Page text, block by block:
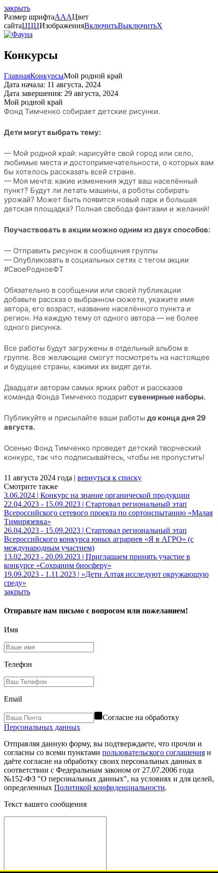
закрыть
Размер шрифтаAAAЦвет
сайтаЦЦЦИзображенияВключитьВыключитьX
Конкурсы
ГлавнаяКонкурсыМой родной край
Дата начала: 11 августа, 2024
Дата завершения: 29 августа, 2024
Мой родной край
Фонд Тимченко собирает детские рисунки.
Дети могут выбрать тему:
— Мой родной край: нарисуйте свой город или село,
любимые места и достопримечательности, о которых вам
бы хотелось рассказать всей стране.
— Моя мечта: какие изменения ждут ваш населённый
пункт? Будут ли летать машины, а роботы собирать
урожай? Может быть появится новый парк и большая
детская площадка? Полная свобода фантазии и желаний!
Поучаствовать в акции можно одним из двух способов:
— Отправить рисунок в сообщения группы
— Опубликовать в социальных сетях с тегом акции
#СвоеРодноеФТ
Обязательно в сообщении или своей публикации
добавьте рассказ о выбранном сюжете, укажите имя
автора, его возраст, название населённого пункта и
регион. На каждую тему от одного автора — не более
одного рисунка.
Все работы будут загружены в отдельный альбом в
группе. Все желающие смогут посмотреть на настоящее
и будущее страны, какими их видят дети.
Двадцати авторам самых ярких работ и рассказов
команда Фонда Тимченко подаритсувенирные наборы.
Публикуйте и присылайте ваши работы до конца дня 29
августа.
Осенью Фонд Тимченко проведет детский творческий
конкурс, так что подписывайтесь, чтобы не пропустить!
11 августа 2024 года | вернуться к списку
Смотрите также
3.06.2024 | Конкурс на знание органической продукции
22.04.2023 - 15.09.2023 | Стартовал региональный этап
Всероссийского сетевого проекта по сортоиспытанию «Малая
Тимирязевка»
26.04.2023 - 15.09.2023 | Стартовал региональный этап
Всероссийского конкурса юных аграриев «Я в АГРО» (с
международным участием)
13.02.2023 - 20.09.2023 | Приглашаем принять участие в
конкурсе «Сохраним биосферу»
19.09.2023 - 1.11.2023 | «Дети Алтая исследуют окружающую
среду»
закрыть
Отправьте нам письмо с вопросом или пожеланием!
Имя
Телефон
Email
Согласие на обработку
Персональных данных
Отправляя данную форму, вы подтверждаете, что прочли и
согласны со всеми пунктами пользовательского соглашения и
даёте согласие на обработку своих персональных данных в
соответствии с Федеральным законом от 27.07.2006 года
№152-ФЗ "О персональных данных", на условиях и для целей,
определенных Политикой конфиденциальности.
Текст вашего сообщения